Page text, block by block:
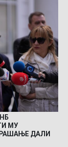
МУ
ДАЛИ